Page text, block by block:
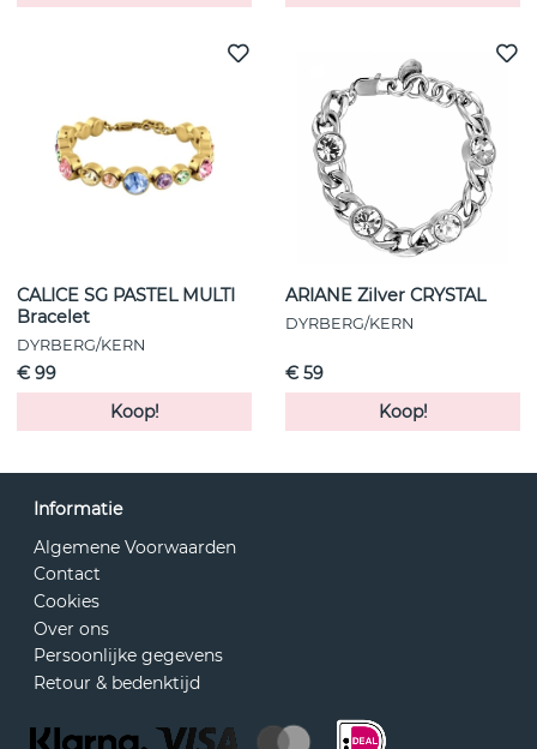
CALICE SG PASTEL MULTI
Bracelet
DYRBERG/KERN
€ 99
Koop!
ARIANE Zilver CRYSTAL
DYRBERG/KERN
€ 59
Koop!
Informatie
Algemene Voorwaarden
Contact
Cookies
Over ons
Persoonlijke gegevens
Retour & bedenktijd